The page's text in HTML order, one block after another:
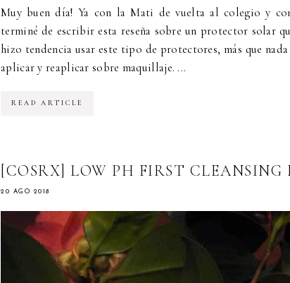
Muy buen día! Ya con la Mati de vuelta al colegio y
terminé de escribir esta reseña sobre un protector solar
hizo tendencia usar este tipo de protectores, más que
aplicar y reaplicar sobre maquillaje. ...
READ ARTICLE
[COSRX] LOW PH FIRST CLEANSING
20 AGO 2018